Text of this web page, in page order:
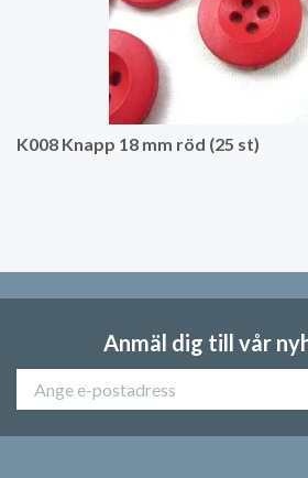
K008 Knapp 18 mm röd (25 st)
Anmäl dig till vår